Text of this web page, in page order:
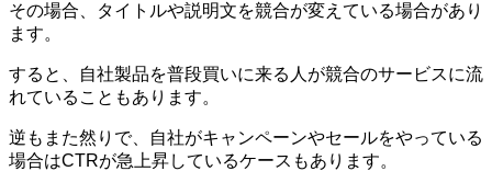
その場合、タイトルや説明文を競合が変えている場合があり
ます。
すると、自社製品を普段買いに来る人が競合のサービスに流
れていることもあります。
逆もまた然りで、自社がキャンペーンやセールをやっている
場合はCTRが急上昇しているケースもあります。